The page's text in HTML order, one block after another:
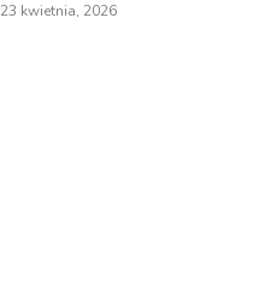
23 kwietnia, 2026